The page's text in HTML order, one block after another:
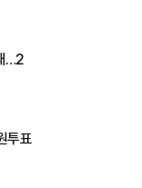
…2
투표